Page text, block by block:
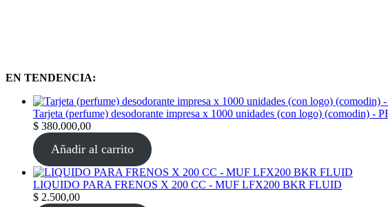
EN TENDENCIA:
Tarjeta (perfume) desodorante impresa x 1000 unidades (con logo) (comodin) -
$ 380.000,00
Añadir al carrito
LIQUIDO PARA FRENOS X 200 CC - MUF LFX200 BKR FLUID
$ 2.500,00